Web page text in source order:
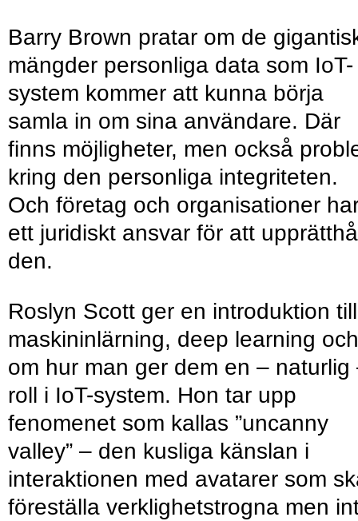
Barry Brown pratar om de
mängder personliga data som IoT-
system kommer att kunna börja
samla in om sina användare. Där
finns möjligheter, men också
kring den personliga integriteten.
Och företag och organisationer
ett juridiskt ansvar för att
den.
Roslyn Scott ger en introduktion till
maskininlärning, deep learning och
om hur man ger dem en – naturlig
roll i IoT-system. Hon tar upp
fenomenet som kallas ”uncanny
valley” – den kusliga känslan i
interaktionen med avatarer som
föreställa verklighetstrogna men